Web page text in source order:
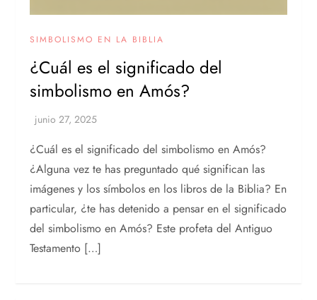
SIMBOLISMO EN LA BIBLIA
¿Cuál es el significado del
simbolismo en Amós?
¿Cuál es el significado del simbolismo en Amós?
¿Alguna vez te has preguntado qué significan las
imágenes y los símbolos en los libros de la Biblia? En
particular, ¿te has detenido a pensar en el significado
del simbolismo en Amós? Este profeta del Antiguo
Testamento […]